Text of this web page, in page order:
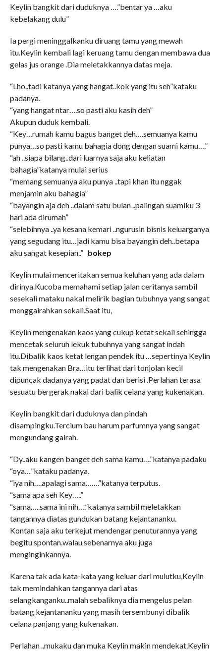
Keylin bangkit dari duduknya ….”bentar ya …aku
kebelakang dulu”
Ia pergi meninggalkanku diruang tamu yang mewah
itu.Keylin kembali lagi keruang tamu dengan membawa dua
gelas jus orange .Dia meletakkannya datas meja.
“Lho..tadi katanya yang hangat..kok yang itu seh”kataku
padanya.
“yang hangat ntar….so pasti aku kasih deh”
Akupun duduk kembali.
“Key…rumah kamu bagus banget deh….semuanya kamu
punya…so pasti kamu bahagia dong dengan suami kamu….”
“ah ..siapa bilang..dari luarnya saja aku keliatan
bahagia”katanya mulai serius
“memang semuanya aku punya ..tapi khan itu nggak
menjamin aku bahagia”
“bayangin aja deh ..dalam satu bulan ..palingan suamiku 3
hari ada dirumah”
“selebihnya ..ya kesana kemari ..ngurusin bisnis keluarganya
yang segudang itu…jadi kamu bisa bayangin deh..betapa
aku sangat kesepian..” bokep
Keylin mulai menceritakan semua keluhan yang ada dalam
dirinya.Kucoba memahami setiap jalan ceritanya sambil
sesekali mataku nakal melirik bagian tubuhnya yang sangat
menggairahkan sekali.Saat itu,
Keylin mengenakan kaos yang cukup ketat sekali sehingga
mencetak seluruh lekuk tubuhnya yang sangat indah
itu.Dibalik kaos ketat lengan pendek itu …sepertinya Keylin
tak mengenakan Bra…itu terlihat dari tonjolan kecil
dipuncak dadanya yang padat dan berisi .Perlahan terasa
sesuatu bergerak nakal dari balik celana yang kukenakan.
Keylin bangkit dari duduknya dan pindah
disampingku.Tercium bau harum parfumnya yang sangat
mengundang gairah.
“Dy..aku kangen banget deh sama kamu….”katanya padaku
“oya…”kataku padanya.
“iya nih….apalagi sama…….”katanya terputus.
“sama apa seh Key…..”
“sama…..sama ini nih….”katanya sambil meletakkan
tangannya diatas gundukan batang kejantananku.
Kontan saja aku terkejut mendengar penuturannya yang
begitu spontan.walau sebenarnya aku juga
menginginkannya.
Karena tak ada kata-kata yang keluar dari mulutku,Keylin
tak memindahkan tangannya dari atas
selangkanganku..malah sebaliknya dia mengelus pelan
batang kejantananku yang masih tersembunyi dibalik
celana panjang yang kukenakan.
Perlahan ..mukaku dan muka Keylin makin mendekat.Keylin